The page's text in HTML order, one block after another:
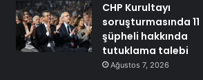
CHP Kurultayı
soruşturmasında 11
şüpheli hakkında
tutuklama talebi
Ağustos 7, 2026